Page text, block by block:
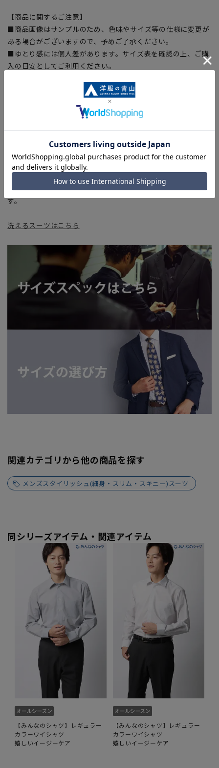
【商品に関するご注意】
■商品画像はサンプルのため、色味やサイズ等の仕様に変更が
ある場合がございますので、予めご了承ください。
■ゆとり感には個人差があります。サイズ表を確認の上、ご購
入の目安としてご利用ください。
下での光加減により、実際の商品と掲載画像の色味が異なる場
■生地や仕様・デザインにより、着用感や実際のサイズ表に若
■店舗や各モールサイトと商品在庫を共有しております関係
上、ご注文いただいたタイミングにより欠品が発生し、ご注文
を完了できない場合がございます。予めご了承ください。
■お急ぎ発送のご注文につきましても、ご注文のタイミングに
よってはお急ぎ発送サービスを選択できない場合がございま
す。
洗えるスーツはこちら
関連カテゴリから他の商品を探す
メンズスタイリッシュ(細身・スリム・スキニー)スーツ
同シリーズアイテム・関連アイテム
【みんなのシャツ】レギュラー
カラーワイシャツ
嬉しいイージーケア
【みんなのシャツ】レギュラー
カラーワイシャツ
嬉しいイージーケア